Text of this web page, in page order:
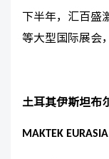
下半年，汇百盛
等大型国际展会
土耳其伊斯坦布
MAKTEK EURASIA